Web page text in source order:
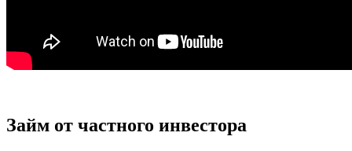
Займ от частного инвестора